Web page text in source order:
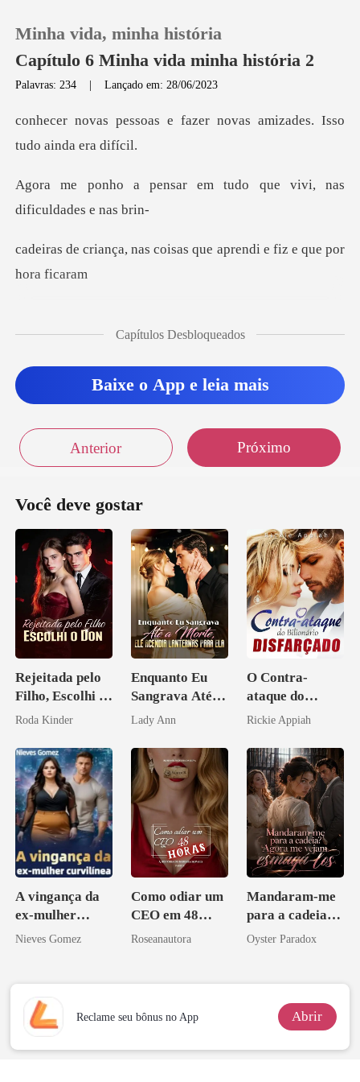
0
Histórico
Minha vida, minha história
Capítulo 6 Minha vida minha história 2
Palavras: 234 |Lançado em: 28/06/2023
fazer novas amizades. Iss
em tudo que vivi, nas
coisas que aprendi e fi
dade também dos amig
Capítulos Desbloqueados
Baixe o App e leia mais
Anterior Próximo
Você deve gostar
Rejeitada pelo
Filho, Escolhi o
Don
Roda Kinder
Enquanto Eu
Sangrava Até a
Morte, Ele
Lanternas Para
Ela
Lady Ann
O Contra-
ataque do
Bilionário
Rickie Appiah
A vingança da
ex-mulher
curvilínea
Nieves Gomez
Como odiar um
CEO em 48
horas
Roseanautora
Mandaram-me
para a cadeia?
Agora me
Oyster Paradox
Reclame seu bônus no App Abrir